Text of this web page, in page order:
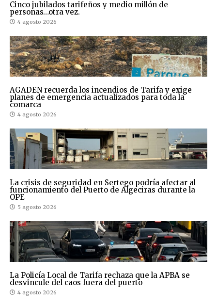
Cinco jubilados tarifeños y medio millón de
personas…otra vez.
4 agosto 2026
AGADEN recuerda los incendios de Tarifa y exige
planes de emergencia actualizados para toda la
comarca
4 agosto 2026
La crisis de seguridad en Sertego podría afectar al
funcionamiento del Puerto de Algeciras durante la
OPE
5 agosto 2026
La Policía Local de Tarifa rechaza que la APBA se
desvincule del caos fuera del puerto
4 agosto 2026